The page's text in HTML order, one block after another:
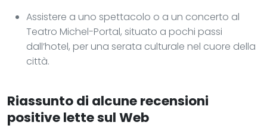
Assistere a uno spettacolo o a un concerto al
Teatro Michel-Portal, situato a pochi passi
dall’hotel, per una serata culturale nel cuore della
città.
Riassunto di alcune recensioni
positive lette sul Web